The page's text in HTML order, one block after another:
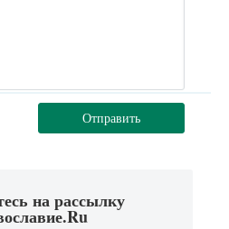
Отправить
на рассылку